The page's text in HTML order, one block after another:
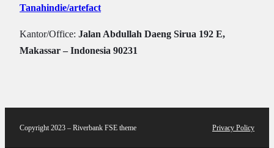
Tanahindie/artefact
Kantor/Office: Jalan Abdullah Daeng Sirua 192 E,
Makassar – Indonesia 90231
Copyright 2023 – Riverbank FSE theme Privacy Policy